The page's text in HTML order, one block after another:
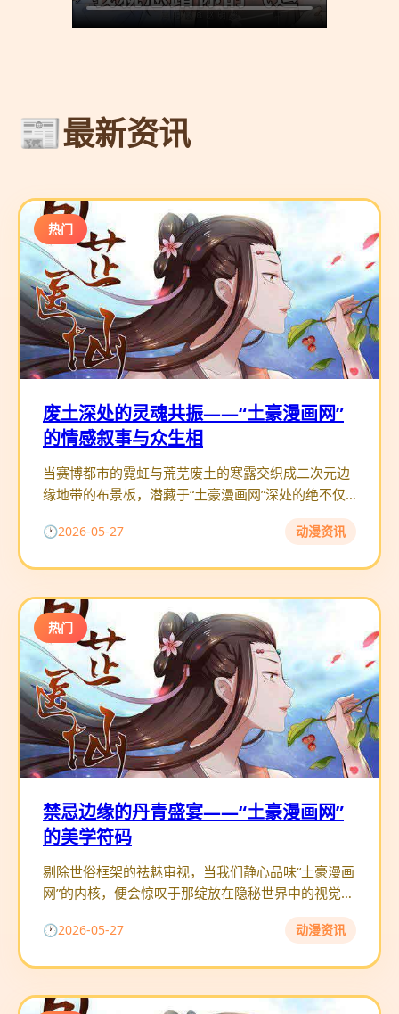
最新资讯
热门
废土深处的灵魂共振——“土豪漫画网”
的情感叙事与众生相
当赛博都市的霓虹与荒芜废土的寒露交织成二次元边
缘地带的布景板，潜藏于“土豪漫画网”深处的绝不仅
仅是一帧帧光怪陆离的画面。在这片充满禁忌的隐秘
树海之中，创作者们更像
2026-05-27 动漫资讯
热门
禁忌边缘的丹青盛宴——“土豪漫画网”
的美学符码
剔除世俗框架的祛魅审视，当我们静心品味“土豪漫画
网”的内核，便会惊叹于那绽放在隐秘世界中的视觉盛
景。这是一座不受主流商业动画条框束缚的创作试验
场，在这里，线条的流
2026-05-27 动漫资讯